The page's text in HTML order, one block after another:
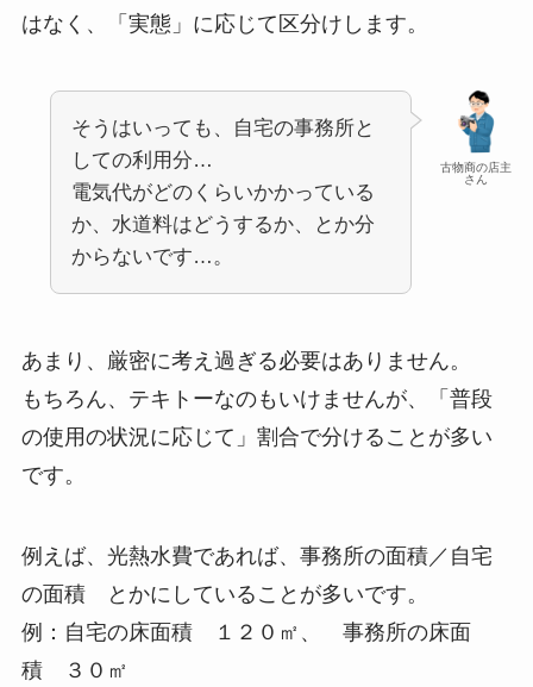
はなく、「実態」に応じて区分けします。
古物商の店主
さん
そうはいっても、自宅の事務所と
しての利用分…
電気代がどのくらいかかっている
か、水道料はどうするか、とか分
からないです…。
あまり、厳密に考え過ぎる必要はありません。
もちろん、テキトーなのもいけませんが、「普段
の使用の状況に応じて」割合で分けることが多い
です。
例えば、光熱水費であれば、事務所の面積／自宅
の面積 とかにしていることが多いです。
例：自宅の床面積 １２０㎡、 事務所の床面
積 ３０㎡